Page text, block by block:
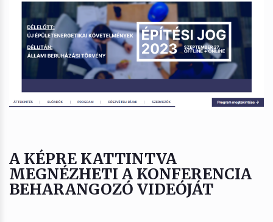
A KÉPRE KATTINTVA
MEGNÉZHETI A KONFERENCIA
BEHARANGOZÓ VIDEÓJÁT